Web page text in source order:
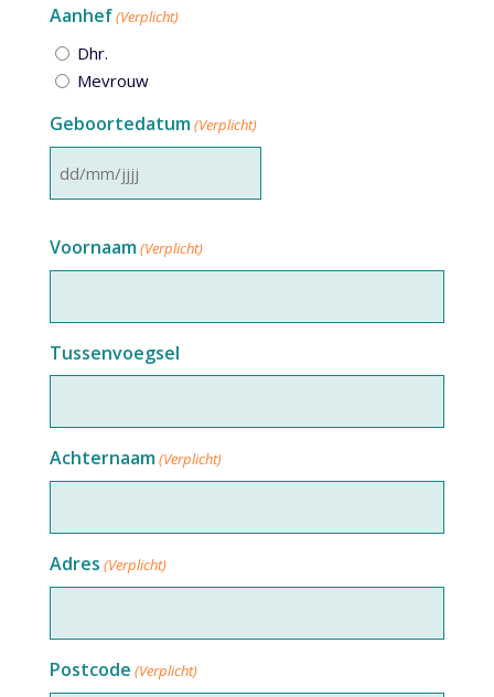
Aanhef(Verplicht)
Dhr.
Mevrouw
Geboortedatum(Verplicht)
DD
slash
Voornaam(Verplicht)
Tussenvoegsel
Achternaam(Verplicht)
Adres (Verplicht)
Postcode (Verplicht)